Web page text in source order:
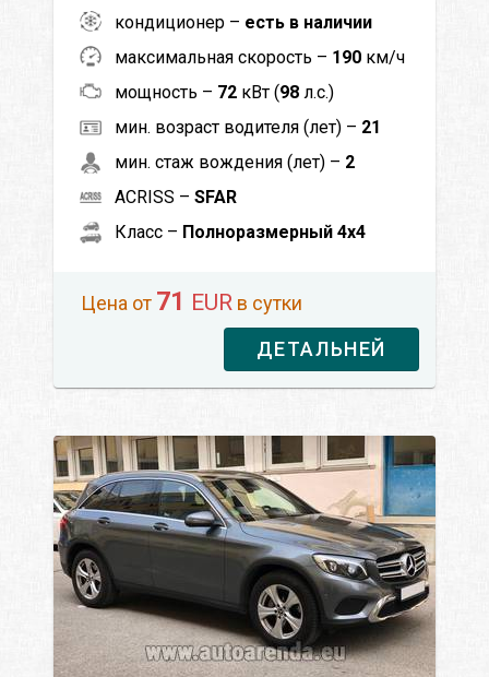
кондиционер – есть в наличии
максимальная скорость – 190 км/ч
мощность – 72 кВт (98 л.с.)
мин. возраст водителя (лет) – 21
мин. стаж вождения (лет) – 2
ACRISS – SFAR
Класс – Полноразмерный 4x4
Цена от 71 EUR в сутки
ДЕТАЛЬНЕЙ